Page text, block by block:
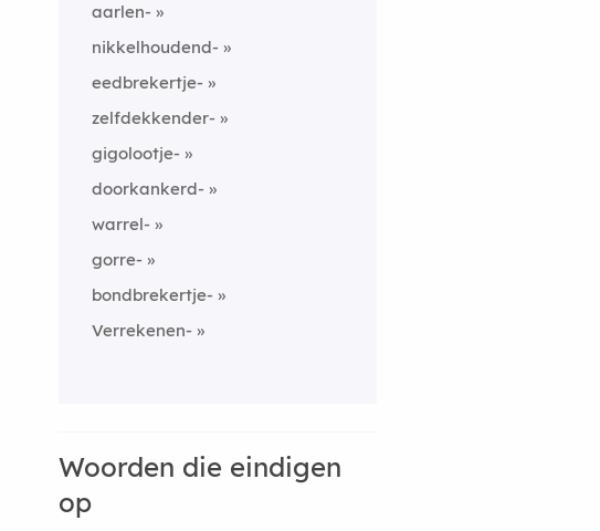
aarlen-
nikkelhoudend-
eedbrekertje-
zelfdekkender-
gigolootje-
doorkankerd-
warrel-
gorre-
bondbrekertje-
Verrekenen-
Woorden die eindigen
op